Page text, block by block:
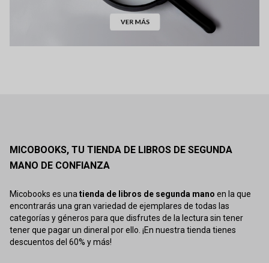
MICOBOOKS, TU TIENDA DE LIBROS DE SEGUNDA
MANO DE CONFIANZA
Micobooks es unatienda de libros de segunda mano en la que
encontrarás una gran variedad de ejemplares de todas las
categorías y géneros para que disfrutes de la lectura sin tener
tener que pagar un dineral por ello. ¡En nuestra tienda tienes
descuentos del 60% y más!